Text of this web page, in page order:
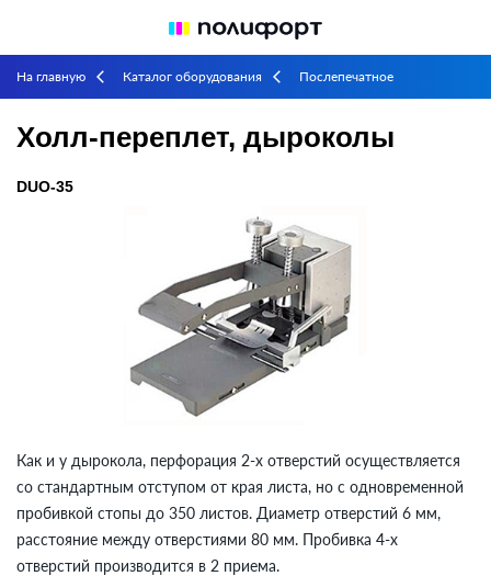
На главную arrow_back_ios Каталог оборудования arrow_back_ios Послепечатное
Холл-переплет, дыроколы
DUO-35
Как и у дырокола, перфорация 2-х отверстий осуществляется
со стандартным отступом от края листа, но с одновременной
пробивкой стопы до 350 листов. Диаметр отверстий 6 мм,
расстояние между отверстиями 80 мм. Пробивка 4-х
отверстий производится в 2 приема.